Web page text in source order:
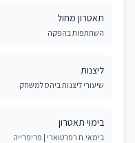
תאטרון מחול
השתתפות בהפקה
ליצנות
שיעורי ליצנות ביהס למשחק
בימוי תאטרון
בימאי.ת רפרטוארי | פריפרייה